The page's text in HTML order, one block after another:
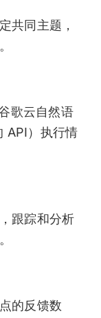
共同主题，
歌云自然语
API）执行情
跟踪和分析
的反馈数